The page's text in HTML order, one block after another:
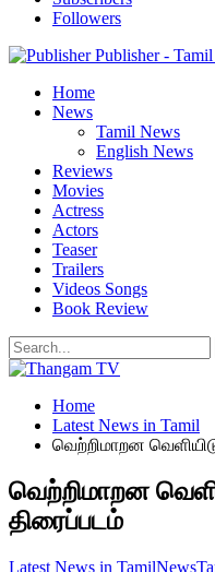
Followers
Publisher -
Home
News
Tamil News
English News
Reviews
Movies
Actress
Actors
Teaser
Trailers
Videos Songs
Book Review
Home
Latest News in Tamil
வெற்றிமாறன
வெற்றிமாறன
திரைப்படம்
Latest News in TamilNews